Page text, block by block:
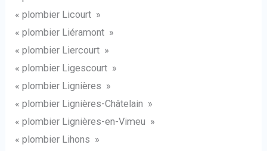
« plombier Licourt »
« plombier Liéramont »
« plombier Liercourt »
« plombier Ligescourt »
« plombier Lignières »
« plombier Lignières-Châtelain »
« plombier Lignières-en-Vimeu »
« plombier Lihons »